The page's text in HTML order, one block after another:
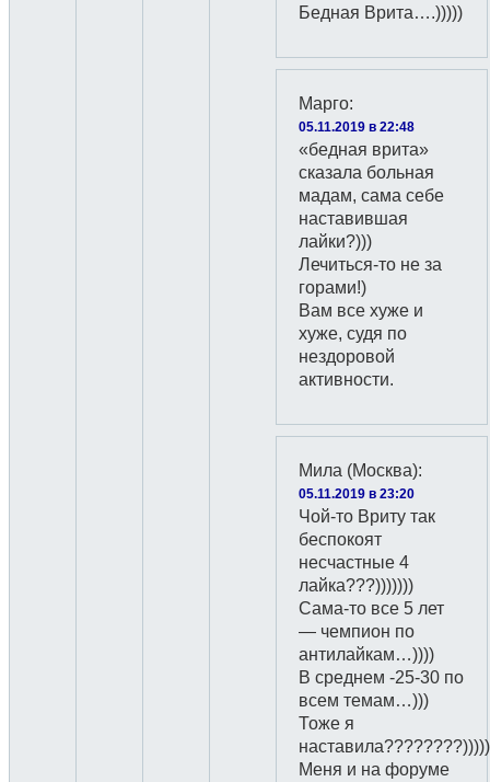
Бедная Врита….)))))
Марго:
05.11.2019 в 22:48
«бедная врита»
сказала больная
мадам, сама себе
наставившая
лайки?)))
Лечиться-то не за
горами!)
Вам все хуже и
хуже, судя по
нездоровой
активности.
Мила (Москва):
05.11.2019 в 23:20
Чой-то Вриту так
беспокоят
несчастные 4
лайка???)))))))
Сама-то все 5 лет
— чемпион по
антилайкам…))))
В среднем -25-30 по
всем темам…)))
Тоже я
Меня и на форуме